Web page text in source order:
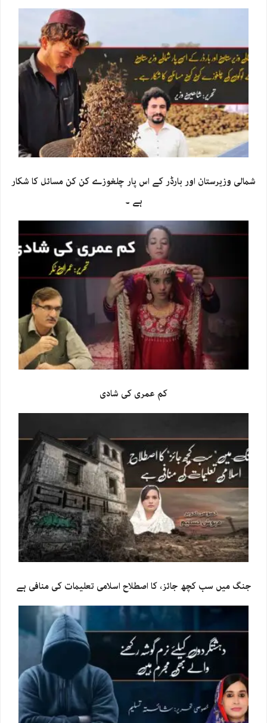
شمالی وزیرستان اور بارڈر کے اس پار چلغوزے کن کن مسائل کا شکار
ہے ۔
کم عمری کی شادی
جنگ میں سب کچھ جائز، کا اصطلاح اسلامی تعلیمات کی منافی ہے